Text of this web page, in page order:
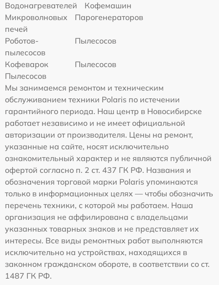
Водонагревателей
Кофемашин
Микроволновых
печей
Парогенераторов
Роботов-
пылесосов
Пылесосов
Кофеварок
Пылесосов
Пылесосов
Мы занимаемся ремонтом и техническим
обслуживанием техники Polaris по истечении
гарантийного периода. Наш центр в Новосибирске
работает независимо и не имеет официальной
авторизации от производителя. Цены на ремонт,
указанные на сайте, носят исключительно
ознакомительный характер и не являются публичной
офертой согласно п. 2 ст. 437 ГК РФ. Названия и
обозначения торговой марки Polaris упоминаются
только в информационных целях — чтобы обозначить
перечень техники, с которой мы работаем. Наша
организация не аффилирована с владельцами
указанных товарных знаков и не представляет их
интересы. Все виды ремонтных работ выполняются
исключительно на устройствах, находящихся в
законном гражданском обороте, в соответствии со ст.
1487 ГК РФ.